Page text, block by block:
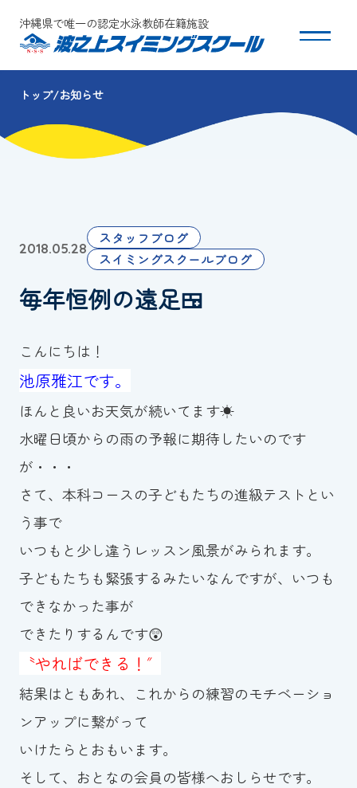
沖縄県で唯一の認定水泳教師在籍施設
スクールについて
コース・クラス紹介
団体会員募集
保護者の方へ
採用情報
お知らせ
カレンダー
波スイタイムズ
お問い合わせ
Tel.098-863-7264
メールでお問い合わせ
スイミングスクールの
体験申し込みはこちら!
トップ お知らせ
2018.05.28
スタッフブログ
スイミングスクールブログ
毎年恒例の遠足🍱
こんにちは！
池原雅江です。
ほんと良いお天気が続いてます☀
水曜日頃からの雨の予報に期待したいのです
が・・・
さて、本科コースの子どもたちの進級テストとい
う事で
いつもと少し違うレッスン風景がみられます。
子どもたちも緊張するみたいなんですが、いつも
できなかった事が
できたりするんです😲
〝やればできる！″
結果はともあれ、これからの練習のモチベーショ
ンアップに繋がって
いけたらとおもいます。
そして、おとなの会員の皆様へおしらせです。